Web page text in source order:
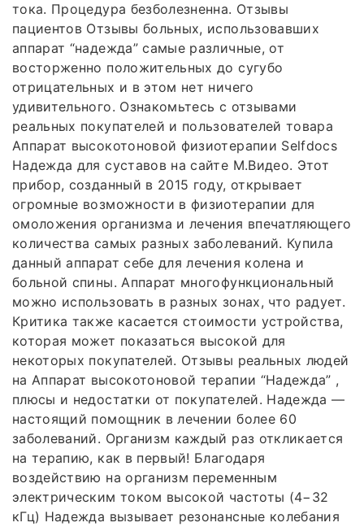
тока. Процедура безболезненна. Отзывы
пациентов Отзывы больных, использовавших
аппарат “надежда” самые различные, от
восторженно положительных до сугубо
отрицательных и в этом нет ничего
удивительного. Ознакомьтесь с отзывами
реальных покупателей и пользователей товара
Аппарат высокотоновой физиотерапии Selfdocs
Надежда для суставов на сайте М.Видео. Этот
прибор, созданный в 2015 году, открывает
огромные возможности в физиотерапии для
омоложения организма и лечения впечатляющего
количества самых разных заболеваний. Купила
данный аппарат себе для лечения колена и
больной спины. Аппарат многофункциональный
можно использовать в разных зонах, что радует.
Критика также касается стоимости устройства,
которая может показаться высокой для
некоторых покупателей. Отзывы реальных людей
на Аппарат высокотоновой терапии “Надежда” ,
плюсы и недостатки от покупателей. Надежда —
настоящий помощник в лечении более 60
заболеваний. Организм каждый раз откликается
на терапию, как в первый! Благодаря
воздействию на организм переменным
электрическим током высокой частоты (4−32
кГц) Надежда вызывает резонансные колебания